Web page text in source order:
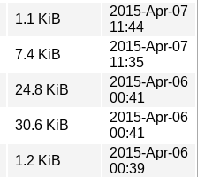
1.1 KiB
2015-Apr-07
11:44
7.4 KiB
2015-Apr-07
11:35
24.8 KiB
2015-Apr-06
00:41
30.6 KiB
2015-Apr-06
00:41
1.2 KiB
2015-Apr-06
00:39